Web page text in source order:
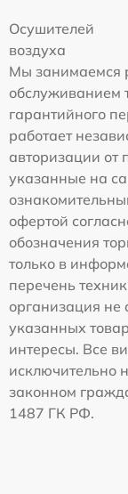
Осушителей
воздуха
Мы занимаемся
обслуживанием
гарантийного
работает
авторизации от
указанные на
офертой
обозначения
только в
перечень
организация
указанных
интересы. Все
исключительно
законном
1487 ГК РФ.